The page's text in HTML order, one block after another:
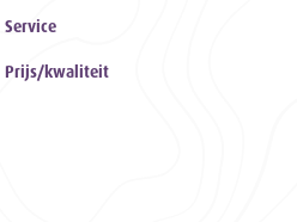
Service
Prijs/kwaliteit